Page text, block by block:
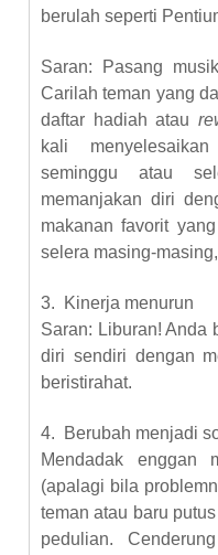
berulah seperti
Saran: Pasang
Carilah teman yang
daftar hadiah atau
kali
seminggu atau
memanjakan diri
makanan favorit
selera masing-
3.
Kinerja menurun
Saran: Liburan! Anda
diri sendiri dengan
beristirahat.
4.
Berubah menjadi
Mendadak enggan
(apalagi bila
teman atau baru
pedulian.